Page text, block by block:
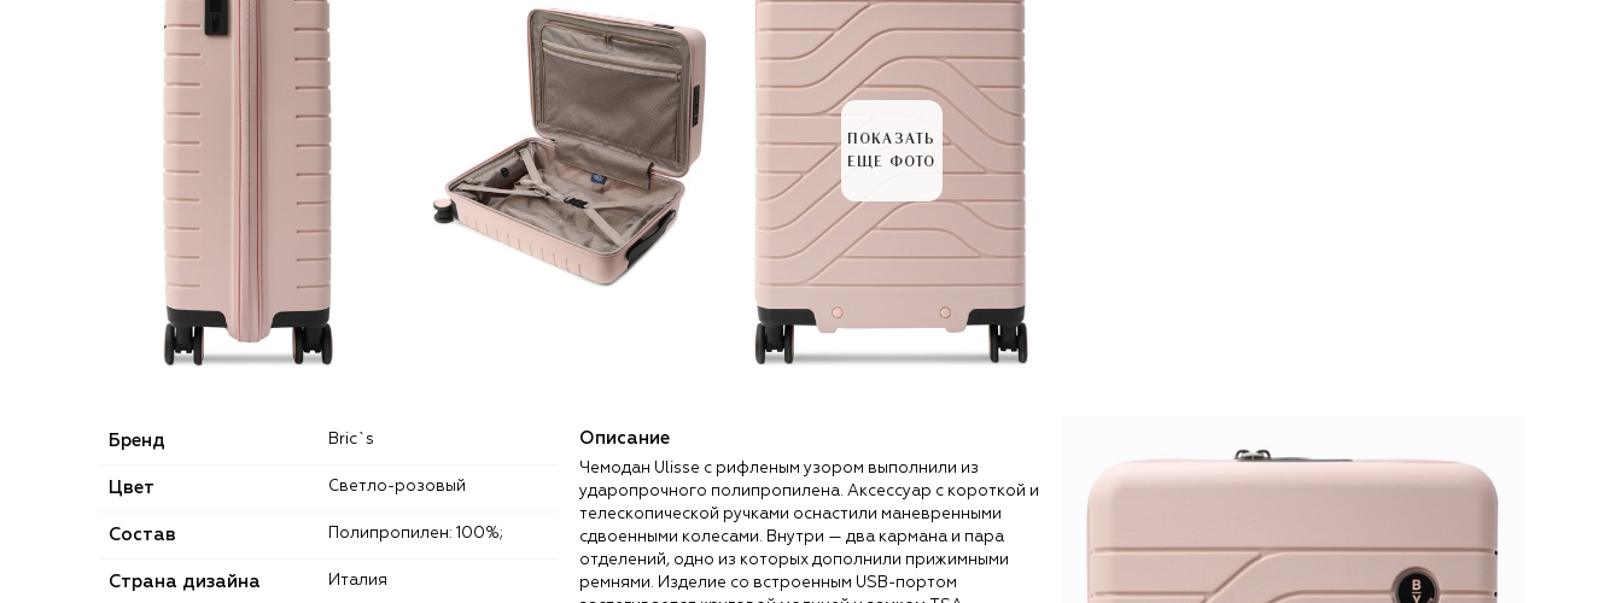
ПОКАЗАТЬ
ЕЩЕ ФОТО
Бренд Bric`s
Цвет Светло-розовый
Состав Полипропилен: 100%;
Страна дизайна Италия
Описание
Чемодан Ulisse с рифленым узором выполнили из
ударопрочного полипропилена. Аксессуар с короткой и
телескопической ручками оснастили маневренными
сдвоенными колесами. Внутри — два кармана и пара
отделений, одно из которых дополнили прижимными
ремнями. Изделие со встроенным USB-портом